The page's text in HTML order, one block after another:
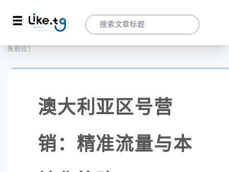
当前位置：
澳大利亚区号营
销：精准流量与本